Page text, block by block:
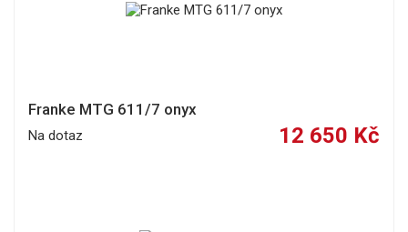
Franke MTG 611/7 onyx
Na dotaz 12 650 Kč